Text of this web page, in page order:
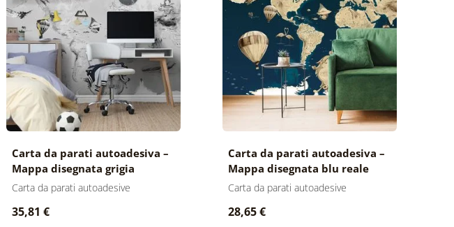
Carta da parati autoadesiva –
Mappa disegnata grigia
Carta da parati autoadesive
35,81 €
Carta da parati autoadesiva –
Mappa disegnata blu reale
Carta da parati autoadesive
28,65 €